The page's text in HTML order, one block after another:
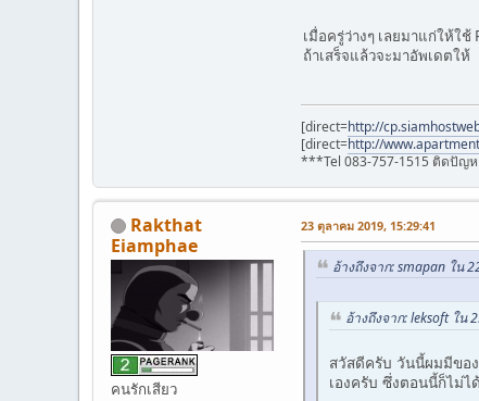
เมื่อครู่ว่างๆ เลยมาแก่ให้ใช้
ถ้าเสร็จแล้วจะมาอัพเดตให้
[direct=http://
[direct=http://
***Tel 083-757-1515 ติดปัญห
Rakthat
Eiamphae
คนรักเสียว
23 ตุลาคม 2019, 15:29:41
อ้างถึงจาก: smapan ใน
อ้างถึงจาก: leksoft ใน
สวัสดีครับ วันนี้ผมมีขอ
เองครับ ซึ่งตอนนี้ก็ไม่ไ